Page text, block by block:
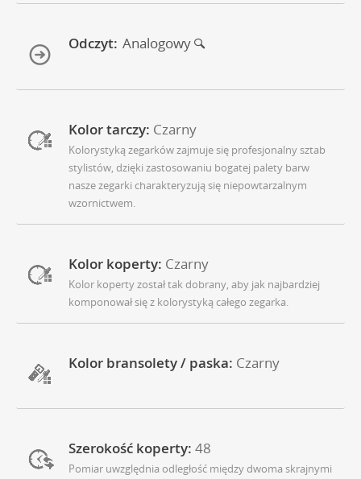
Odczyt: Analogowy
Kolor tarczy: Czarny
Kolorystyką zegarków zajmuje się profesjonalny sztab
stylistów, dzięki zastosowaniu bogatej palety barw
nasze zegarki charakteryzują się niepowtarzalnym
wzornictwem.
Kolor koperty: Czarny
Kolor koperty został tak dobrany, aby jak najbardziej
komponował się z kolorystyką całego zegarka.
Kolor bransolety / paska: Czarny
Szerokość koperty: 48
Pomiar uwzględnia odległość między dwoma skrajnymi